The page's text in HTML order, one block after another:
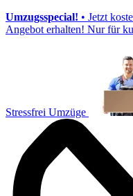
Umzugsspecial! • Jetzt
Angebot erhalten! Nur für
Stressfrei Umzüge